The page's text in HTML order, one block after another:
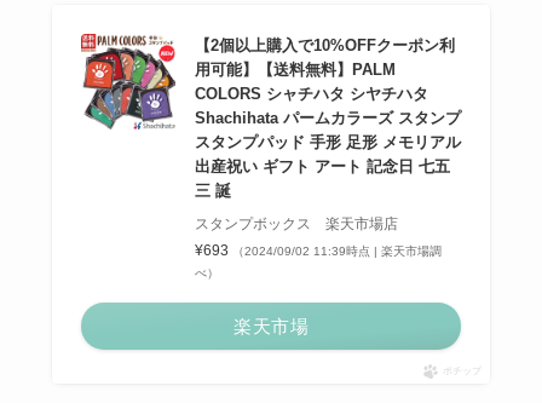
【2個以上購入で10%OFFクーポン利
用可能】【送料無料】PALM
COLORS シャチハタ シヤチハタ
Shachihata パームカラーズ スタンプ
スタンプパッド 手形 足形 メモリアル
出産祝い ギフト アート 記念日 七五
三 誕
スタンプボックス 楽天市場店
¥693
（2024/09/02 11:39時点 | 楽天市場調
べ）
楽天市場
ポチップ